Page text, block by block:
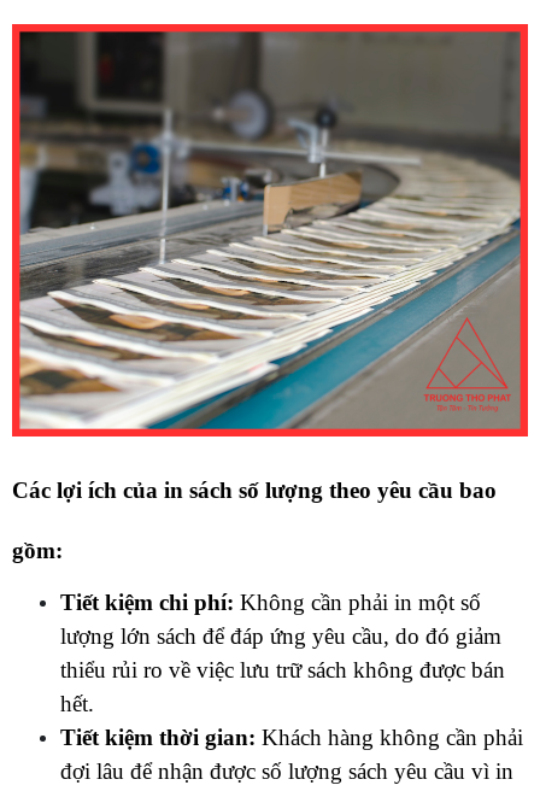
Các lợi ích của in sách số lượng theo yêu cầu bao
gồm:
Tiết kiệm chi phí: Không cần phải in một số
lượng lớn sách để đáp ứng yêu cầu, do đó giảm
thiểu rủi ro về việc lưu trữ sách không được bán
hết.
Tiết kiệm thời gian: Khách hàng không cần phải
đợi lâu để nhận được số lượng sách yêu cầu vì in